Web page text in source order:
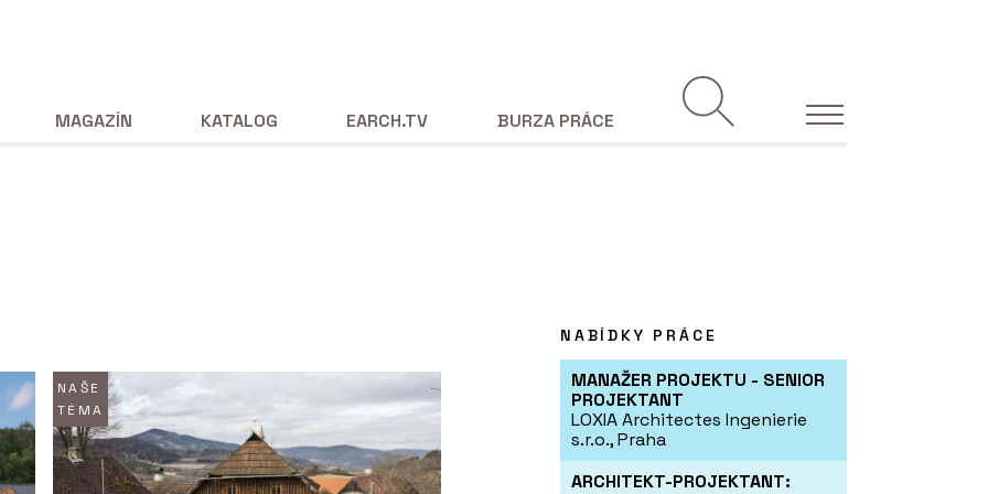
MAGAZÍN KATALOG EARCH.TV BURZA PRÁCE
NAŠE
TÉMA
NABÍDKY PRÁCE
MANAŽER PROJEKTU - SENIOR
PROJEKTANT
LOXIA Architectes Ingenierie
s.r.o., Praha
ARCHITEKT-PROJEKTANT: